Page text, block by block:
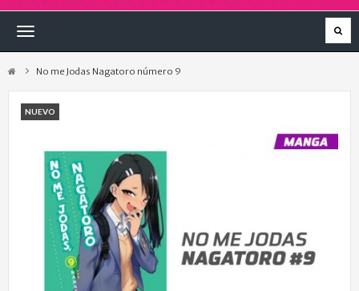
Navegación
No me Jodas Nagatoro número 9
NUEVO